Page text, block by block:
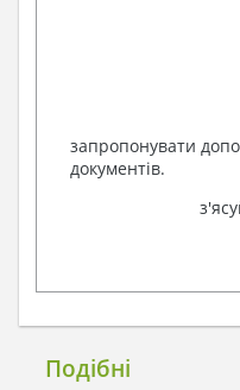
запропонувати
документів.
Подібні